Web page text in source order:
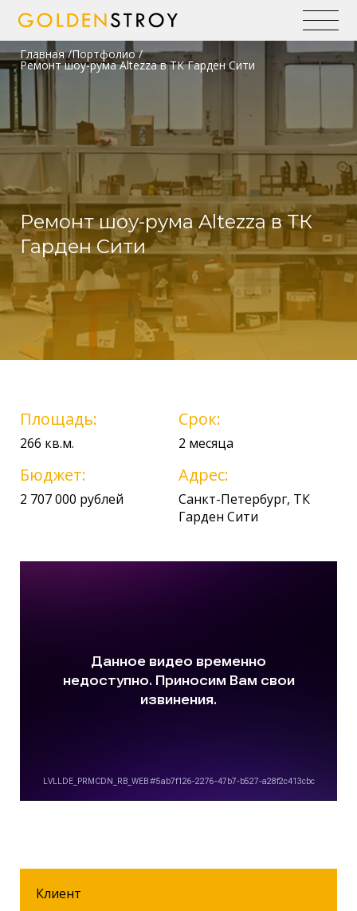
Главная Портфолио
Ремонт шоу-рума Altezza в ТК Гарден Сити
Ремонт шоу-рума Altezza в ТК
Гарден Сити
Площадь:
266 кв.м.
Срок:
2 месяца
Бюджет:
2 707 000 рублей
Адрес:
Санкт-Петербург, ТК
Гарден Сити
Клиент